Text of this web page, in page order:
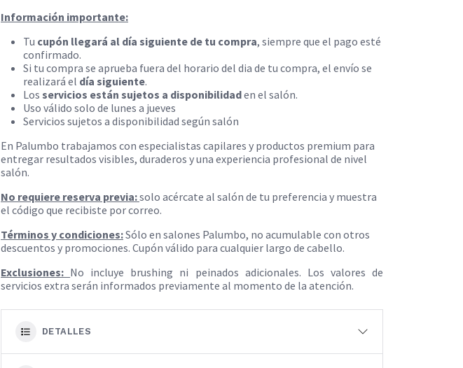
Información importante:
Tu cupón llegará al día siguiente de tu compra, siempre que el pago esté
confirmado.
Si tu compra se aprueba fuera del horario del dia de tu compra, el envío se
realizará el día siguiente.
Los servicios están sujetos a disponibilidaden el salón.
Uso válido solo de lunes a jueves
Servicios sujetos a disponibilidad según salón
En Palumbo trabajamos con especialistas capilares y productos premium para
entregar resultados visibles, duraderos y una experiencia profesional de nivel
salón.
No requiere reserva previa:solo acércate al salón de tu preferencia y muestra
el código que recibiste por correo.
Términos y condiciones:Sólo en salones Palumbo, no acumulable con otros
descuentos y promociones. Cupón válido para cualquier largo de cabello.
Exclusiones: No incluye brushing ni peinados adicionales. Los valores de
servicios extra serán informados previamente al momento de la atención.
DETALLES